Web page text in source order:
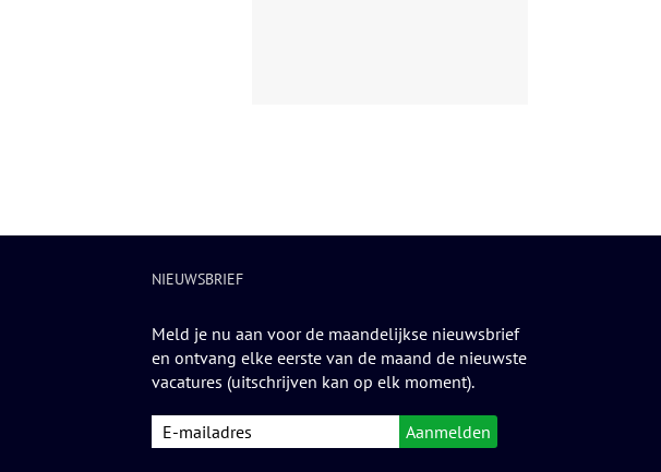
NIEUWSBRIEF
Meld je nu aan voor de maandelijkse nieuwsbrief
en ontvang elke eerste van de maand de nieuwste
vacatures (uitschrijven kan op elk moment).